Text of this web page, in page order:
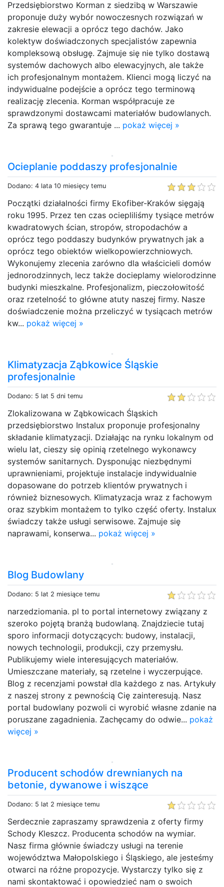
Przedsiębiorstwo Korman z siedzibą w Warszawie
proponuje duży wybór nowoczesnych rozwiązań w
zakresie elewacji a oprócz tego dachów. Jako
kolektyw doświadczonych specjalistów zapewnia
kompleksową obsługę. Zajmuje się nie tylko dostawą
systemów dachowych albo elewacyjnych, ale także
ich profesjonalnym montażem. Klienci mogą liczyć na
indywidualne podejście a oprócz tego terminową
realizację zlecenia. Korman współpracuje ze
sprawdzonymi dostawcami materiałów budowlanych.
Za sprawą tego gwarantuje ... pokaż więcej »
Ocieplanie poddaszy profesjonalnie
Dodano: 4 lata 10 miesięcy temu
Początki działalności firmy Ekofiber-Kraków sięgają
roku 1995. Przez ten czas ociepliliśmy tysiące metrów
kwadratowych ścian, stropów, stropodachów a
oprócz tego poddaszy budynków prywatnych jak a
oprócz tego obiektów wielkopowierzchniowych.
Wykonujemy zlecenia zarówno dla właścicieli domów
jednorodzinnych, lecz także docieplamy wielorodzinne
budynki mieszkalne. Profesjonalizm, pieczołowitość
oraz rzetelność to główne atuty naszej firmy. Nasze
doświadczenie można przeliczyć w tysiącach metrów
kw... pokaż więcej »
Klimatyzacja Ząbkowice Śląskie
profesjonalnie
Dodano: 5 lat 5 dni temu
Zlokalizowana w Ząbkowicach Śląskich
przedsiębiorstwo Instalux proponuje profesjonalny
składanie klimatyzacji. Działając na rynku lokalnym od
wielu lat, cieszy się opinią rzetelnego wykonawcy
systemów sanitarnych. Dysponując niezbędnymi
uprawnieniami, projektuje instalacje indywidualnie
dopasowane do potrzeb klientów prywatnych i
również biznesowych. Klimatyzacja wraz z fachowym
oraz szybkim montażem to tylko część oferty. Instalux
świadczy także usługi serwisowe. Zajmuje się
naprawami, konserwa... pokaż więcej »
Blog Budowlany
Dodano: 5 lat 2 miesiące temu
narzedziomania. pl to portal internetowy związany z
szeroko pojętą branżą budowlaną. Znajdziecie tutaj
sporo informacji dotyczących: budowy, instalacji,
nowych technologii, produkcji, czy przemysłu.
Publikujemy wiele interesujących materiałów.
Umieszczane materiały, są rzetelne i wyczerpujące.
Blog z recenzjami powstał dla każdego z nas. Artykuły
z naszej strony z pewnością Cię zainteresują. Nasz
portal budowlany pozwoli ci wyrobić własne zdanie na
poruszane zagadnienia. Zachęcamy do odwie... pokaż
więcej »
Producent schodów drewnianych na
betonie, dywanowe i wiszące
Dodano: 5 lat 2 miesiące temu
Serdecznie zapraszamy sprawdzenia z oferty firmy
Schody Kleszcz. Producenta schodów na wymiar.
Nasz firma głównie świadczy usługi na terenie
województwa Małopolskiego i Śląskiego, ale jesteśmy
otwarci na różne propozycje. Wystarczy tylko się z
nami skontaktować i opowiedzieć nam o swoich